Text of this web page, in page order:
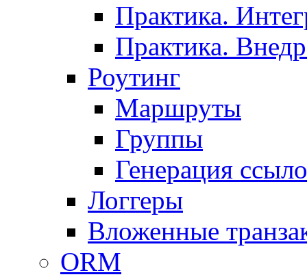
Практика.
Практика.
Роутинг
Маршруты
Группы
Генерация
Логгеры
Вложенные
ORM